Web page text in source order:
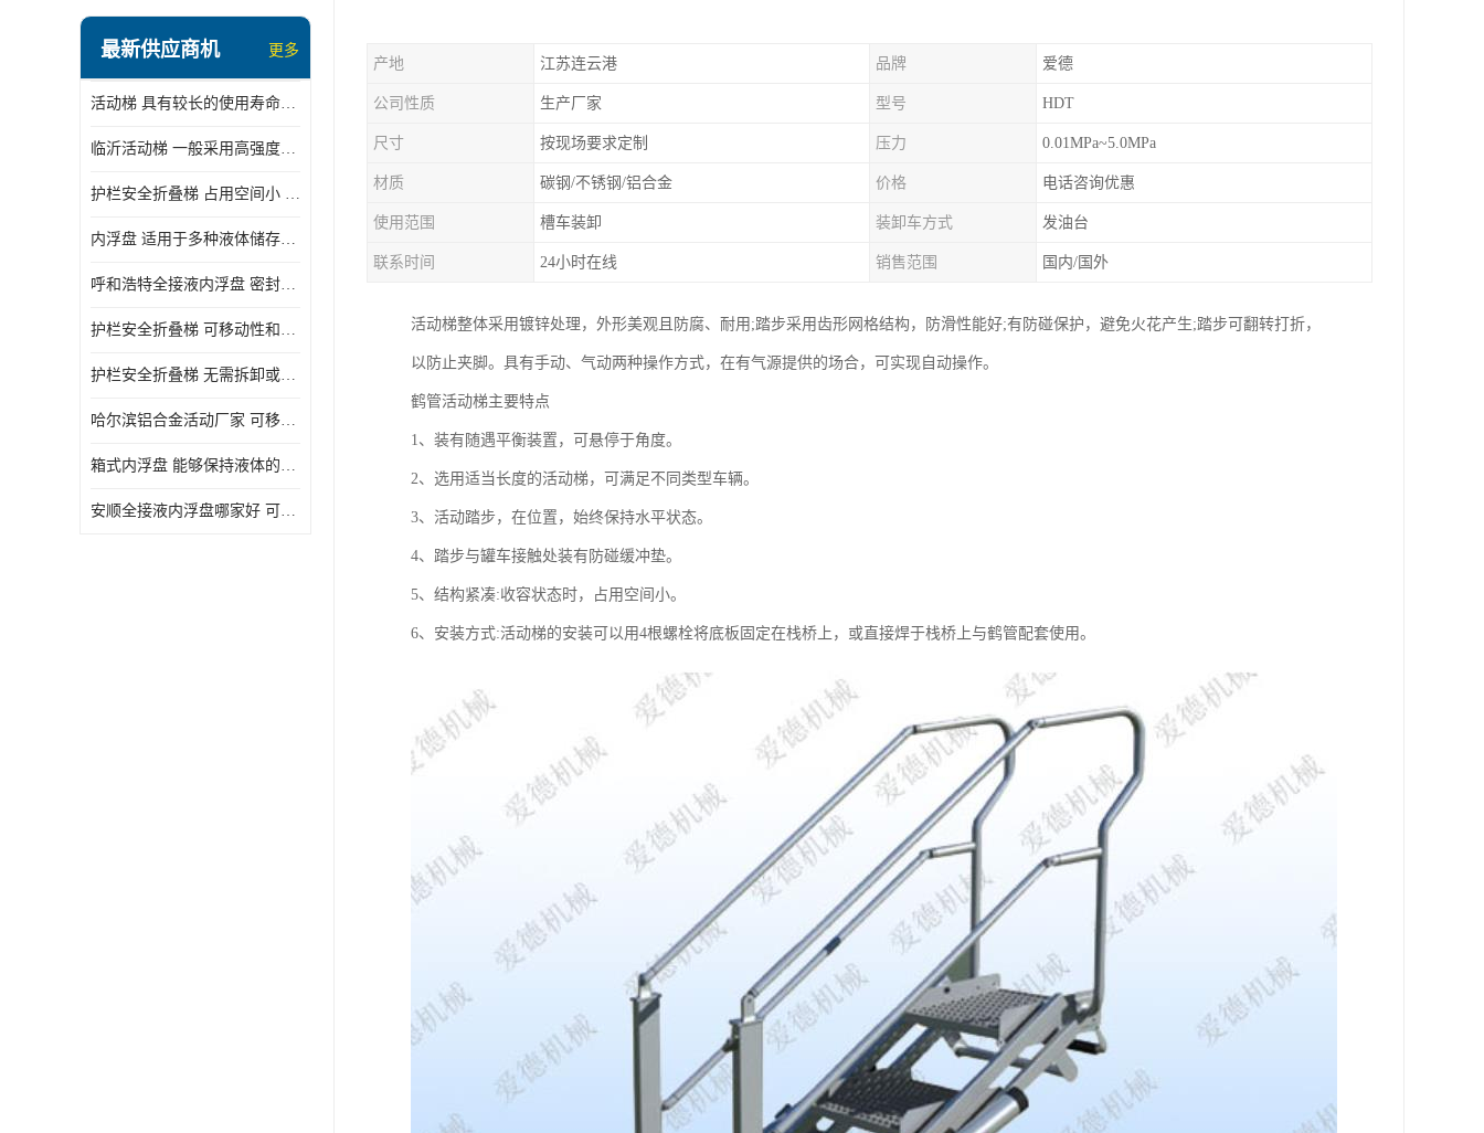
顶部装卸车鹤管
液氨液化气鹤管
定量装车系统
最新供应商机 更多
活动梯 具有较长的使用寿命和耐用性 一般采用高强度材料制造
临沂活动梯 一般采用高强度材料制造 可以用于多种不同的任务
护栏安全折叠梯 占用空间小 方便存放和搬运
内浮盘 适用于多种液体储存和运输 能够降低运输成本和维护成本
呼和浩特全接液内浮盘 密封性能好 有效保护液体质量
护栏安全折叠梯 可移动性和安全性较高 占用空间小
护栏安全折叠梯 无需拆卸或重新安装 占用空间小
哈尔滨铝合金活动厂家 可移动性和安全性较高 占用空间小
箱式内浮盘 能够保持液体的密闭状态 适用于多种液体储存和运输
安顺全接液内浮盘哪家好 可以自动上下浮动 密封性能好
产地 江苏连云港 品牌 爱德
公司性质 生产厂家 型号 HDT
尺寸 按现场要求定制 压力 0.01MPa~5.0MPa
材质 碳钢/不锈钢/铝合金 价格 电话咨询优惠
使用范围 槽车装卸 装卸车方式 发油台
联系时间 24小时在线 销售范围 国内/国外
活动梯整体采用镀锌处理，外形美观且防腐、耐用;踏步采用齿形网格结构，防滑性能好;有防碰保护，避免火花产生;踏步可翻转打折，
以防止夹脚。具有手动、气动两种操作方式，在有气源提供的场合，可实现自动操作。
鹤管活动梯主要特点
1、装有随遇平衡装置，可悬停于角度。
2、选用适当长度的活动梯，可满足不同类型车辆。
3、活动踏步，在位置，始终保持水平状态。
4、踏步与罐车接触处装有防碰缓冲垫。
5、结构紧凑:收容状态时，占用空间小。
6、安装方式:活动梯的安装可以用4根螺栓将底板固定在栈桥上，或直接焊于栈桥上与鹤管配套使用。